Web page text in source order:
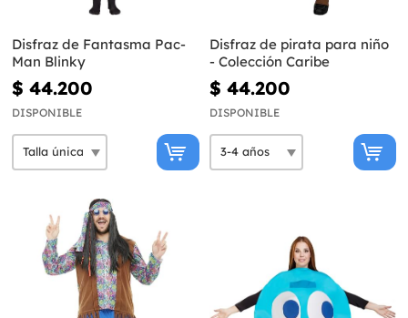
Disfraz de Fantasma Pac-
Man Blinky
$ 44.200
DISPONIBLE
Disfraz de pirata para niño
- Colección Caribe
$ 44.200
DISPONIBLE